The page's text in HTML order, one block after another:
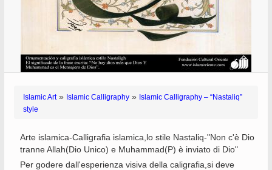
Islamic Art» Islamic Calligraphy » Islamic Calligraphy – “Nastaliq”
style
Arte islamica-Calligrafia islamica,lo stile Nastaliq-"Non c'è Dio
tranne Allah(Dio Unico) e Muhammad(P) è inviato di Dio"
Per godere dall'esperienza visiva della caligrafia,si deve